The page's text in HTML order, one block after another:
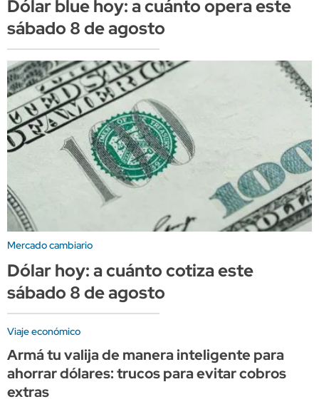
Dólar blue hoy: a cuánto opera este
sábado 8 de agosto
Mercado cambiario
Dólar hoy: a cuánto cotiza este
sábado 8 de agosto
Viaje económico
Armá tu valija de manera inteligente para
ahorrar dólares: trucos para evitar cobros
extras